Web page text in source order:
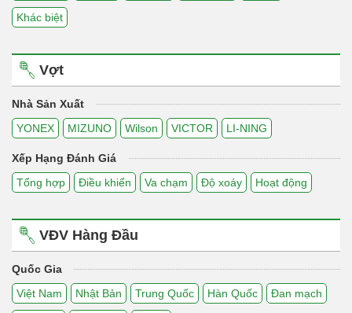
Khác biệt
Vợt
Nhà Sản Xuất
YONEX
MIZUNO Wilson VICTOR LI-NING
Xếp Hạng Đánh Giá
Tổng hợp
Điều khiển Va chạm Độ xoáy Hoạt động
VĐV Hàng Đầu
Quốc Gia
Việt Nam
Nhật Bản Trung Quốc Hàn Quốc Đan mạch